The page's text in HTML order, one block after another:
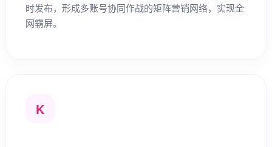
时发布，形成多账号协同作战的矩阵营销网络，实现全
网霸屏。
K